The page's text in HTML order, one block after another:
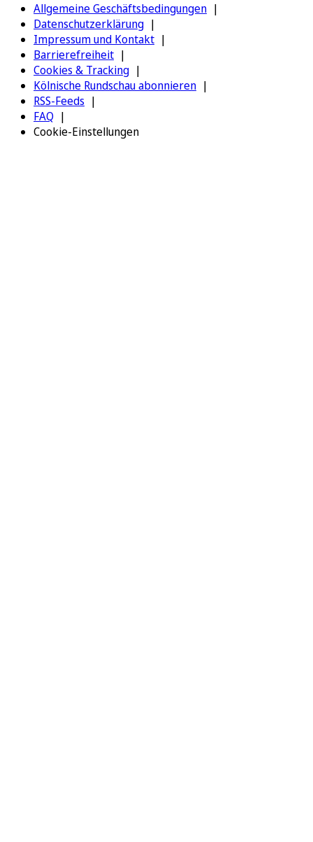
Allgemeine Geschäftsbedingungen
Datenschutzerklärung
Impressum und Kontakt
Barrierefreiheit
Cookies & Tracking
Kölnische Rundschau abonnieren
RSS-Feeds
FAQ
Cookie-Einstellungen